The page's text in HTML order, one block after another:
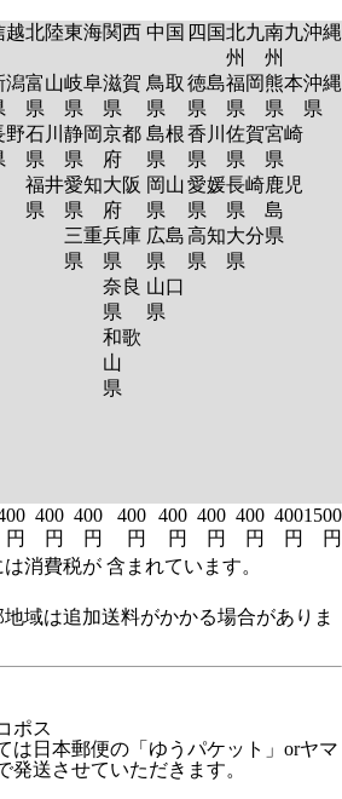
越北陸東海関西 中国 四国北九
州
南九
州
沖縄
潟
野
富山
県
石川
県
福井
県
岐阜
県
静岡
県
愛知
県
三重
県
滋賀
県
京都
府
大阪
府
兵庫
県
奈良
県
和歌
山
県
鳥取
県
島根
県
岡山
県
広島
県
山口
県
徳島
県
香川
県
愛媛
県
高知
県
福岡
県
佐賀
県
長崎
県
大分
県
熊本
県
宮崎
県
鹿児
島
県
沖縄
県
円
400
円
400
円
400
円
400
円
400
円
400
円
400
円
1500
円
消費税が 含まれています。
域は追加送料がかかる場合がありま
ポス
は日本郵便の「ゆうパケット」orヤマ
発送させていただきます。